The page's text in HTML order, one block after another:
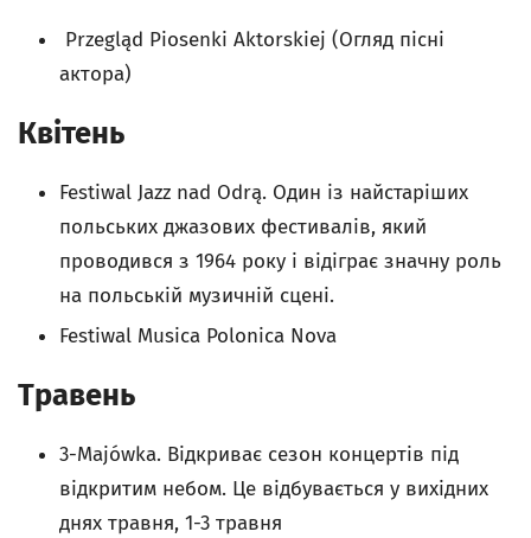
Przegląd Piosenki Aktorskiej (Огляд пісні
актора)
Квітень
Festiwal Jazz nad Odrą. Один із найстаріших
польських джазових фестивалів, який
проводився з 1964 року і відіграє значну роль
на польській музичній сцені.
Festiwal Musica Polonica Nova
Травень
3-Majówka. Відкриває сезон концертів під
відкритим небом. Це відбувається у вихідних
днях травня, 1-3 травня